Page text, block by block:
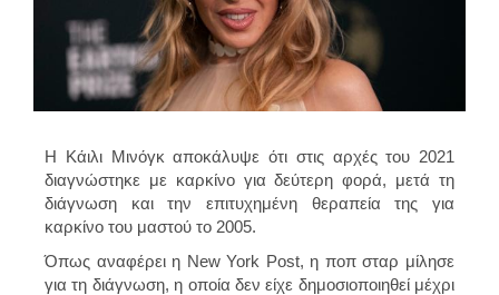
Η Κάιλι Μινόγκ αποκάλυψε ότι στις αρχές του 2021
διαγνώστηκε με καρκίνο για δεύτερη φορά, μετά τη
διάγνωση και την επιτυχημένη θεραπεία της για
καρκίνο του μαστού το 2005.
Όπως αναφέρει η New York Post, η ποπ σταρ μίλησε
για τη διάγνωση, η οποία δεν είχε δημοσιοποιηθεί μέχρι